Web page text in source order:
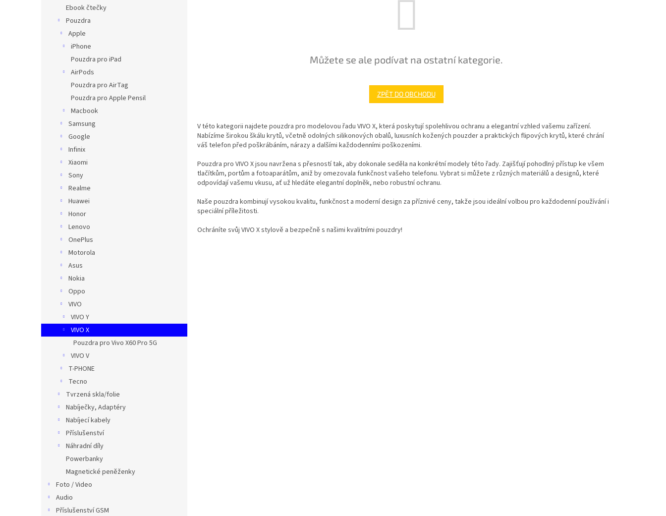
Ebook čtečky
Pouzdra
Apple
iPhone
Pouzdra pro iPad
AirPods
Pouzdra pro AirTag
Pouzdra pro Apple Pensil
Macbook
Samsung
Google
Infinix
Xiaomi
Sony
Realme
Huawei
Honor
Lenovo
OnePlus
Motorola
Asus
Nokia
Oppo
VIVO
VIVO Y
VIVO X
Pouzdra pro Vivo X60 Pro 5G
VIVO V
T-PHONE
Tecno
Tvrzená skla/folie
Nabíječky, Adaptéry
Nabíjecí kabely
Příslušenství
Náhradní díly
Powerbanky
Magnetické peněženky
Foto / Video
Audio
Příslušenství GSM
Můžete se ale podívat na ostatní kategorie.
ZPĚT DO OBCHODU
V této kategorii najdete pouzdra pro modelovou řadu VIVO X, která poskytují spolehlivou ochranu a elegantní vzhled vašemu zařízení.
Nabízíme širokou škálu krytů, včetně odolných silikonových obalů, luxusních kožených pouzder a praktických flipových krytů, které chrání
váš telefon před poškrábáním, nárazy a dalšími každodenními poškozeními.
Pouzdra pro VIVO X jsou navržena s přesností tak, aby dokonale seděla na konkrétní modely této řady. Zajišťují pohodlný přístup ke všem
tlačítkům, portům a fotoaparátům, aniž by omezovala funkčnost vašeho telefonu. Vybrat si můžete z různých materiálů a designů, které
odpovídají vašemu vkusu, ať už hledáte elegantní doplněk, nebo robustní ochranu.
Naše pouzdra kombinují vysokou kvalitu, funkčnost a moderní design za příznivé ceny, takže jsou ideální volbou pro každodenní používání i
speciální příležitosti.
Ochráníte svůj VIVO X stylově a bezpečně s našimi kvalitními pouzdry!